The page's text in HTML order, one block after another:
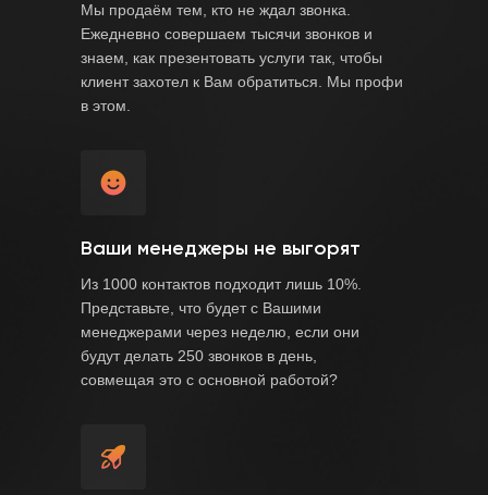
Мы продаём тем, кто не ждал звонка.
Ежедневно совершаем тысячи звонков и
знаем, как презентовать услуги так, чтобы
клиент захотел к Вам обратиться. Мы профи
в этом.
Из 1000 контактов подходит лишь 10%.
Представьте, что будет с Вашими
менеджерами через неделю, если они
будут делать 250 звонков в день,
совмещая это с основной работой?
Ваши менеджеры не выгорят